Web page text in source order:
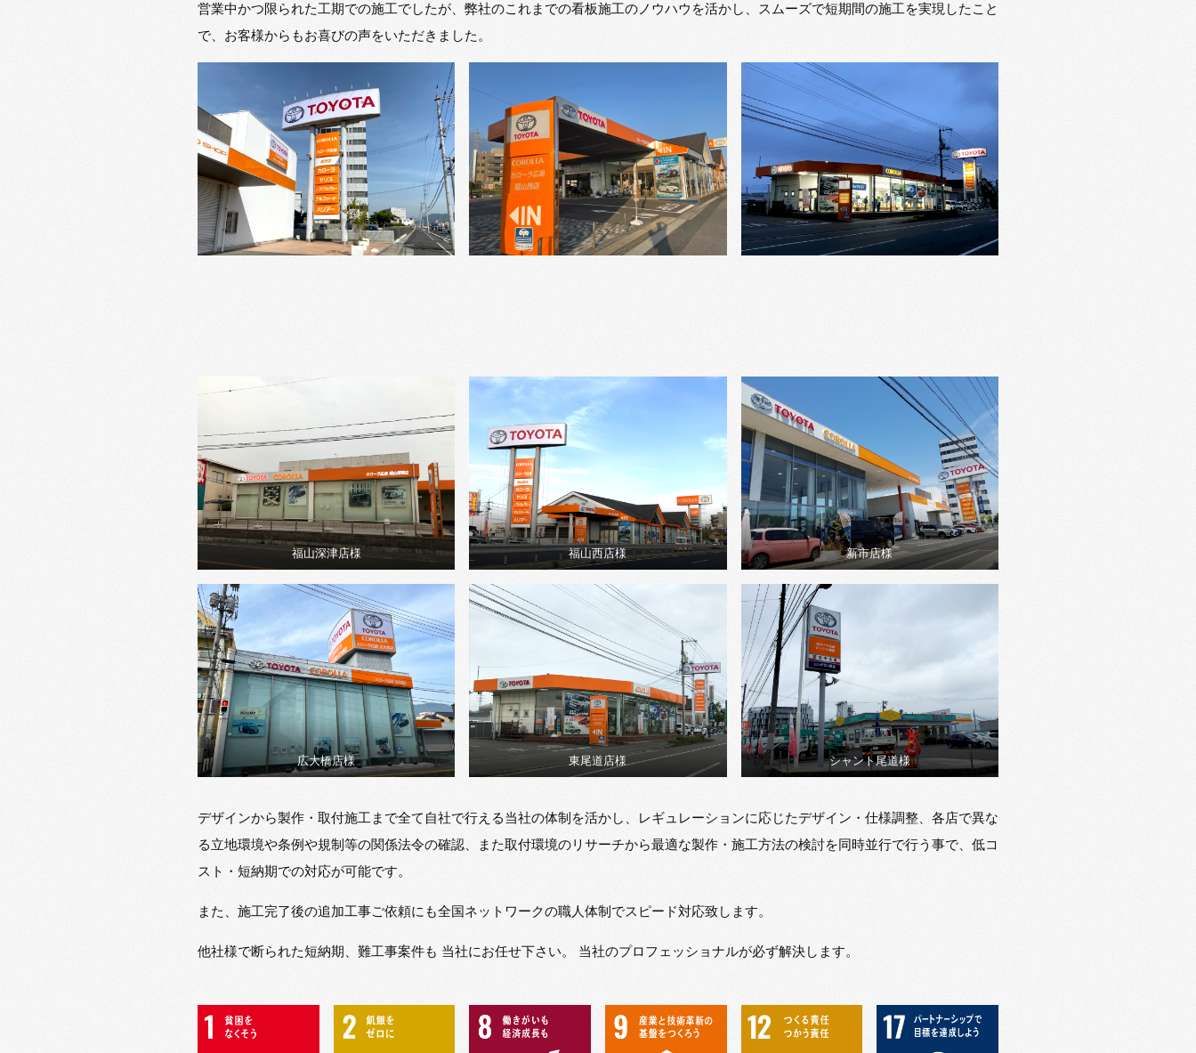
営業中かつ限られた工期での施工でしたが、弊社のこれまでの看板施工のノウハウを活かし、スムーズで短期間の施工を実現したこと
で、お客様からもお喜びの声をいただきました。
福山深津店様 福山西店様 新市店様
広大橋店様 東尾道店様 シャント尾道様
デザインから製作・取付施工まで全て自社で行える当社の体制を活かし、レギュレーションに応じたデザイン・仕様調整、各店で異な
る立地環境や条例や規制等の関係法令の確認、また取付環境のリサーチから最適な製作・施工方法の検討を同時並行で行う事で、低コ
スト・短納期での対応が可能です。
また、施工完了後の追加工事ご依頼にも全国ネットワークの職人体制でスピード対応致します。
他社様で断られた短納期、難工事案件も 当社にお任せ下さい。 当社のプロフェッショナルが必ず解決します。